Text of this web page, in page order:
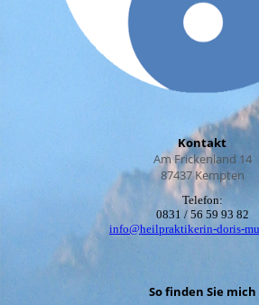
Kontakt
Am Frickenland 14
87437 Kempten
Telefon:
0831 / 56 59 93 82
info@heilpraktikerin-doris-
So finden Sie mich